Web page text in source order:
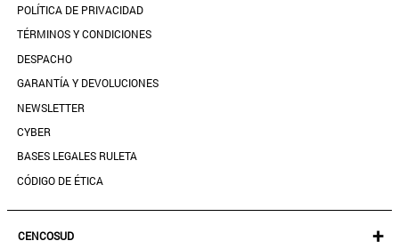
SALE
MIS FAVORITOS
GUÍA DE TALLAS
CONTACTANOS
TIENDAS
PREGUNTAS FRECUENTES
POLÍTICA DE PRIVACIDAD
TÉRMINOS Y CONDICIONES
DESPACHO
GARANTÍA Y DEVOLUCIONES
NEWSLETTER
CYBER
BASES LEGALES RULETA
CÓDIGO DE ÉTICA
CENCOSUD +